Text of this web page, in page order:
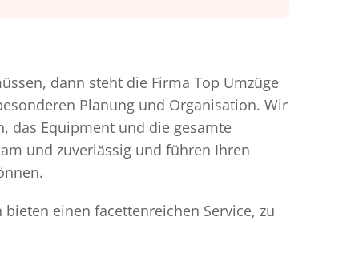
dann steht die Firma Top Umzüge
Planung und Organisation. Wir
das Equipment und die gesamte
und zuverlässig und führen Ihren
einen facettenreichen Service, zu